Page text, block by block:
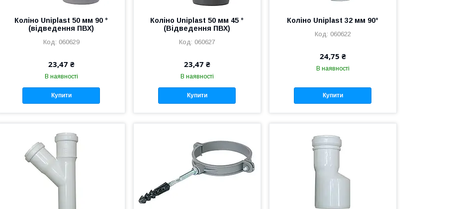
Коліно Uniplast 50 мм 90 °
(відведення ПВХ)
060629
23,47 ₴
В наявності
Купити
Коліно Uniplast 50 мм 45 °
(Відведення ПВХ)
060627
23,47 ₴
В наявності
Купити
Коліно Uniplast 32 мм 90°
060622
24,75 ₴
В наявності
Купити